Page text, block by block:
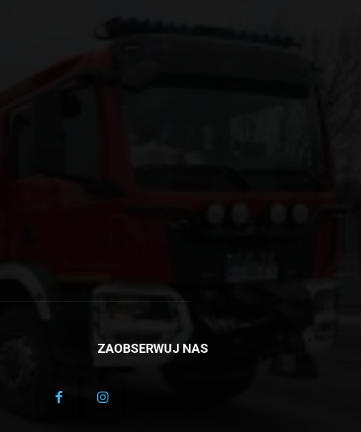
ZAOBSERWUJ NAS